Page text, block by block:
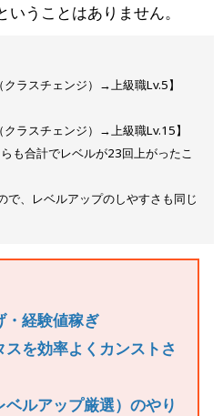
うことはありません。
ラスチェンジ）→上級職Lv.5】
ラスチェンジ）→上級職Lv.15】
も合計でレベルが23回上がったこ
で、レベルアップのしやすさも同じ
・経験値稼ぎ
を効率よくカンストさ
ルアップ厳選）のやり